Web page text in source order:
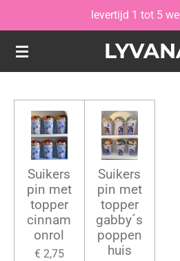
naar
de
levertijd 1 tot 5
Suikers
pin met
topper
cinnam
onrol
€ 2,75
Suikers
pin met
topper
gabby´s
poppen
huis